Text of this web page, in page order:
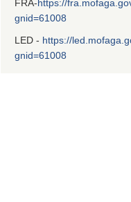
FRA-https://
gnid=61008
LED - https://
gnid=61008